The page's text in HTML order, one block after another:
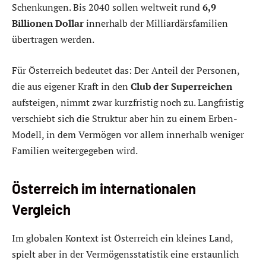
Schenkungen. Bis 2040 sollen weltweit rund6,9
Billionen Dollarinnerhalb der Milliardärsfamilien
übertragen werden.
Für Österreich bedeutet das: Der Anteil der Personen,
die aus eigener Kraft in den Club der Superreichen
aufsteigen, nimmt zwar kurzfristig noch zu. Langfristig
verschiebt sich die Struktur aber hin zu einem Erben-
Modell, in dem Vermögen vor allem innerhalb weniger
Familien weitergegeben wird.
Österreich im internationalen
Vergleich
Im globalen Kontext ist Österreich ein kleines Land,
spielt aber in der Vermögensstatistik eine erstaunlich